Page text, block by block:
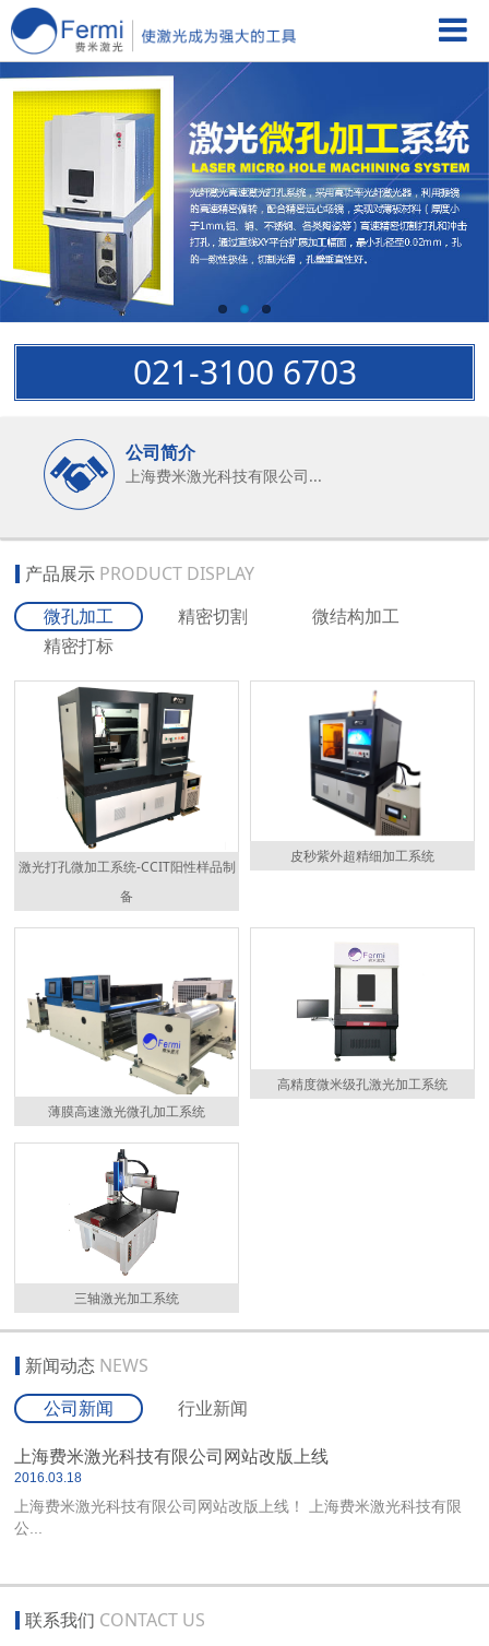
021-3100 6703
公司简介
上海费米激光科技有限公司...
产品展示 PRODUCT DISPLAY
微孔加工
精密切割
微结构加工
精密打标
激光打孔微加工系统-CCIT阳性样品制
备
皮秒紫外超精细加工系统
薄膜高速激光微孔加工系统
高精度微米级孔激光加工系统
三轴激光加工系统
新闻动态 NEWS
公司新闻
行业新闻
上海费米激光科技有限公司网站改版上线
2016.03.18
上海费米激光科技有限公司网站改版上线！ 上海费米激光科技有限
公...
联系我们 CONTACT US